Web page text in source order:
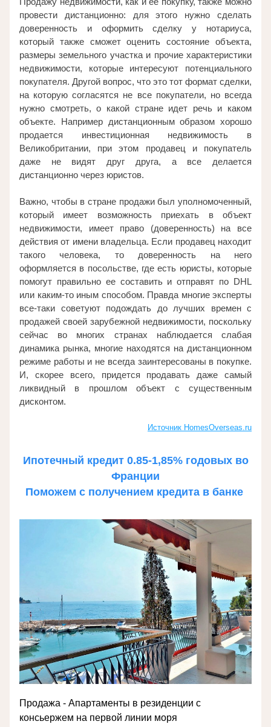
провести дистанционно: для этого нужно сделать
доверенность и оформить сделку у нотариуса,
который также сможет оценить состояние объекта,
размеры земельного участка и прочие характеристики
недвижимости, которые интересуют потенциального
покупателя. Другой вопрос, что это тот формат сделки,
на которую согласятся не все покупатели, но всегда
нужно смотреть, о какой стране идет речь и каком
объекте. Например дистанционным образом хорошо
продается инвестиционная недвижимость в
Великобритании, при этом продавец и покупатель
даже не видят друг друга, а все делается
дистанционно через юристов.
Важно, чтобы в стране продажи был уполномоченный,
который имеет возможность приехать в объект
недвижимости, имеет право (доверенность) на все
действия от имени владельца. Если продавец находит
такого человека, то доверенность на него
оформляется в посольстве, где есть юристы, которые
помогут правильно ее составить и отправят по DHL
или каким-то иным способом. Правда многие эксперты
все-таки советуют подождать до лучших времен с
продажей своей зарубежной недвижимости, поскольку
сейчас во многих странах наблюдается слабая
динамика рынка, многие находятся на дистанционном
режиме работы и не всегда заинтересованы в покупке.
И, скорее всего, придется продавать даже самый
ликвидный в прошлом объект с существенным
дисконтом.
Источник HomesOverseas.ru
Ипотечный кредит 0.85-1,85% годовых во
Франции
Поможем с получением кредита в банке
Продажа - Апартаменты в резиденции с
консьержем на первой линии моря